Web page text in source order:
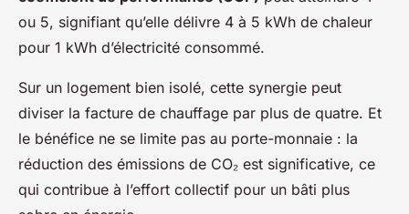
ou 5, signifiant qu’elle délivre 4 à 5 kWh de chaleur
pour 1 kWh d’électricité consommé.
Sur un logement bien isolé, cette synergie peut
diviser la facture de chauffage par plus de quatre. Et
le bénéfice ne se limite pas au porte-monnaie : la
réduction des émissions de CO₂ est significative, ce
qui contribue à l’effort collectif pour un bâti plus